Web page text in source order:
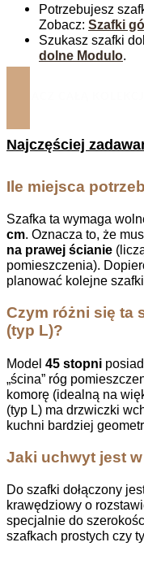
Potrzebujesz
Zobacz: Szafki
Szukasz szafki
dolne Modulo
Najczęściej
Ile miejsca
Szafka ta wymaga
cm. Oznacza to, że
na prawej ścianie
pomieszczenia).
planować kolejne
Czym różni się ta
(typ L)?
Model 45 stopni
„ścina” róg
komorę (idealną na
(typ L) ma drzwiczki
kuchni bardziej
Jaki uchwyt jest
Do szafki dołączony
krawędziowy o
specjalnie do
szafkach prostych czy